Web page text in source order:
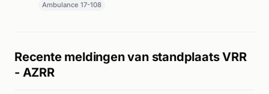
Ambulance 17-108
Recente meldingen van standplaats VRR
- AZRR